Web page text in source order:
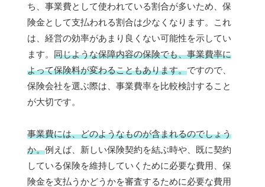
ち、事業費として使われている割合が多いため、保
険金として支払われる割合は少なくなります。これ
は、経営の効率があまり良くない可能性を示してい
ます。 同じような保障内容の保険でも、事業費率に
よって保険料が変わることもあります。ですので、
保険会社を選ぶ際は、事業費率を比較検討すること
が大切です。
事業費には、どのようなものが含まれるのでしょう
か。例えば、新しい保険契約を結ぶ時や、既に契約
している保険を維持していくために必要な費用、保
険金を支払うかどうかを審査するために必要な費用